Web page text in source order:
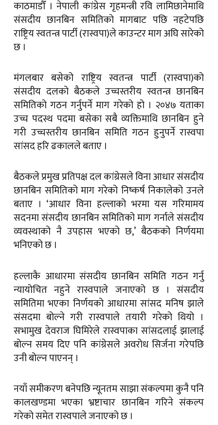
काठमाडौँ । नेपाली कांग्रेस गृहमन्त्री रवि लामिछानेमाथि
संसदीय छानबिन समितिको मागबाट पछि नहटेपछि
राष्ट्रिय स्वतन्त्र पार्टी (रास्वपा)ले काउन्टर माग अघि सारेको
छ ।
मंगलबार बसेको राष्ट्रिय स्वतन्त्र पार्टी (रास्वपा)को
संसदीय दलको बैठकले उच्चस्तरीय स्वतन्त्र छानबिन
समितिको गठन गर्नुपर्ने माग गरेको हो । २०४७ यताका
उच्च पदस्थ पदमा बसेका सबै व्यक्तिमाथि छानबिन हुने
गरी उच्चस्तरीय छानबिन समिति गठन हुनुपर्ने रास्वपा
सांसद हरि ढकालले बताए ।
बैठकले प्रमुख प्रतिपक्ष दल कांग्रेसले विना आधार संसदीय
छानबिन समितिको माग गरेको निष्कर्ष निकालेको उनले
बताए । ‘आधार विना हल्लाको भरमा यस गरिमामय
सदनमा संसदीय छानबिन समितिको माग गर्नाले संसदीय
व्यवस्थाको नै उपहास भएको छ,’ बैठकको निर्णयमा
भनिएको छ ।
हल्लाकै आधारमा संसदीय छानबिन समिति गठन गर्नु
न्यायोचित नहुने रास्वपाले जनाएको छ । संसदीय
समितिमा भएका निर्णयको आधारमा सांसद मनिष झाले
संसदमा बोल्ने गरी रास्वपाले तयारी गरेको थियो ।
सभामुख देवराज घिमिरेले रास्वपाका सांसदलाई झालाई
बोल्न समय दिए पनि कांग्रेसले अवरोध सिर्जना गरेपछि
उनी बोल्न पाएनन् ।
नयाँ समीकरण बनेपछि न्यूनतम साझा संकल्पमा कुनै पनि
कालखण्डमा भएका भ्रष्टाचार छानबिन गरिने संकल्प
गरेको समेत रास्वपाले जनाएको छ ।